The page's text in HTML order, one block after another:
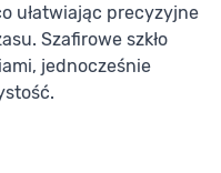
ułatwiając precyzyjne
Szafirowe szkło
jednocześnie